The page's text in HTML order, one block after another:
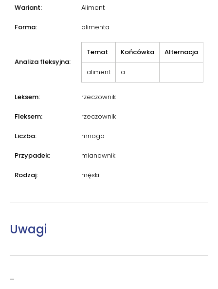
Wariant: Aliment
Forma: alimenta
Analiza fleksyjna:
Temat Końcówka Alternacja
aliment a
Leksem: rzeczownik
Fleksem: rzeczownik
Liczba: mnoga
Przypadek: mianownik
Rodzaj: męski
Uwagi
–